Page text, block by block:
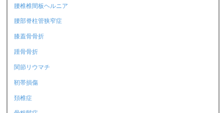
腰椎椎間板ヘルニア
腰部脊柱管狭窄症
膝蓋骨骨折
踵骨骨折
関節リウマチ
靭帯損傷
頚椎症